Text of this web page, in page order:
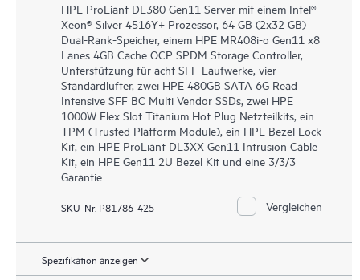
HPE ProLiant DL380 Gen11 Server mit einem Intel®
Xeon® Silver 4516Y+ Prozessor, 64 GB (2x32 GB)
Dual-Rank-Speicher, einem HPE MR408i-o Gen11 x8
Lanes 4GB Cache OCP SPDM Storage Controller,
Unterstützung für acht SFF-Laufwerke, vier
Standardlüfter, zwei HPE 480GB SATA 6G Read
Intensive SFF BC Multi Vendor SSDs, zwei HPE
1000W Flex Slot Titanium Hot Plug Netzteilkits, ein
TPM (Trusted Platform Module), ein HPE Bezel Lock
Kit, ein HPE ProLiant DL3XX Gen11 Intrusion Cable
Kit, ein HPE Gen11 2U Bezel Kit und eine 3/3/3
Garantie
SKU-Nr. P81786-425 Vergleichen
Spezifikation anzeigen